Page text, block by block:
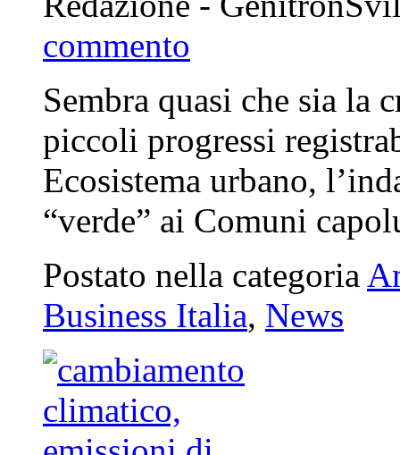
commento
Sembra quasi che sia la
piccoli progressi
Ecosistema urbano,
“verde” ai Comuni
Postato nella categoria
Business Italia, News